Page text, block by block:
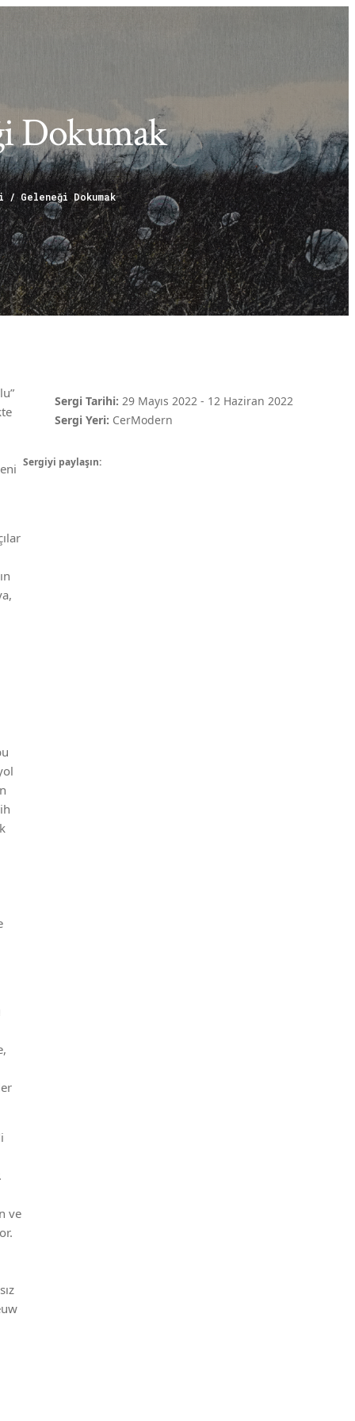
Dokumak
/ Geleneği Dokumak
ve
Sergi Tarihi: 29 Mayıs 2022 - 12 Haziran 2022
Sergi Yeri: CerModern
Sergiyi paylaşın: